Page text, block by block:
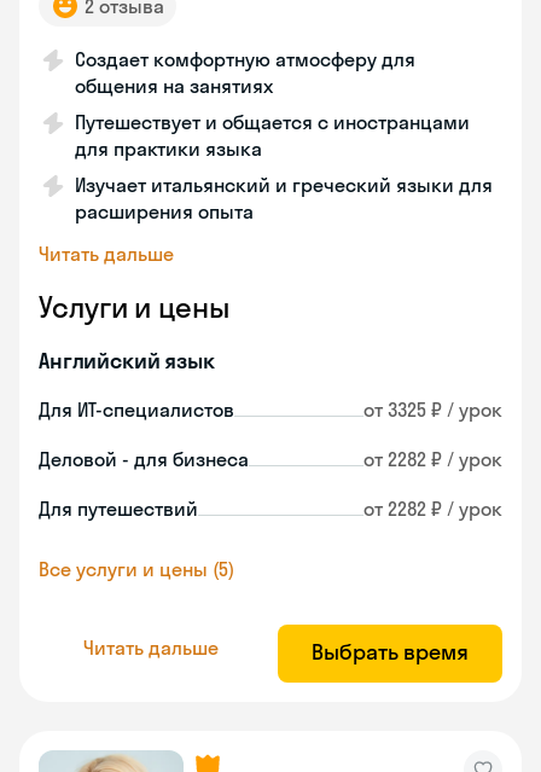
2 отзыва
Создает комфортную атмосферу для
общения на занятиях
Путешествует и общается с иностранцами
для практики языка
Изучает итальянский и греческий языки для
расширения опыта
Читать дальше
Услуги и цены
Английский язык
Для ИТ-специалистов от 3325 ₽ / урок
Деловой - для бизнеса от 2282 ₽ / урок
Для путешествий от 2282 ₽ / урок
Все услуги и цены (5)
Читать дальше Выбрать время